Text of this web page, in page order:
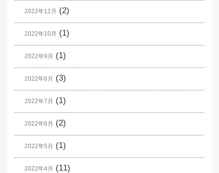
2022年12月 (2)
2022年10月 (1)
2022年9月 (1)
2022年8月 (3)
2022年7月 (1)
2022年6月 (2)
2022年5月 (1)
2022年4月 (11)